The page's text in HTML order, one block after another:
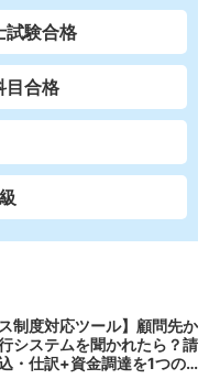
試験合格
目合格
制度対応ツール】顧問先か
システムを聞かれたら？請
・仕訳+資金調達を1つの